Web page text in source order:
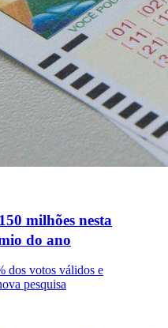
milhões nesta
do ano